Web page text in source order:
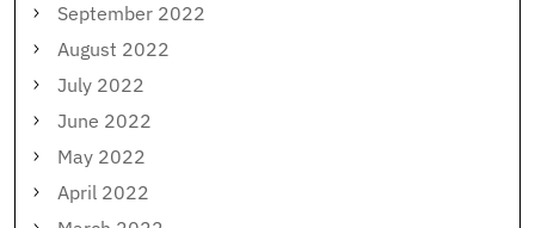
September 2022
August 2022
July 2022
June 2022
May 2022
April 2022